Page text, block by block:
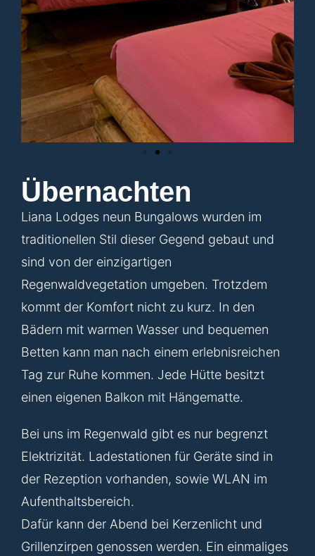
Übernachten
Liana Lodges neun Bungalows wurden im
traditionellen Stil dieser Gegend gebaut und
sind von der einzigartigen
Regenwaldvegetation umgeben. Trotzdem
kommt der Komfort nicht zu kurz. In den
Bädern mit warmen Wasser und bequemen
Betten kann man nach einem erlebnisreichen
Tag zur Ruhe kommen. Jede Hütte besitzt
einen eigenen Balkon mit Hängematte.
Bei uns im Regenwald gibt es nur begrenzt
Elektrizität. Ladestationen für Geräte sind in
der Rezeption vorhanden, sowie WLAN im
Aufenthaltsbereich.
Dafür kann der Abend bei Kerzenlicht und
Grillenzirpen genossen werden. Ein einmaliges